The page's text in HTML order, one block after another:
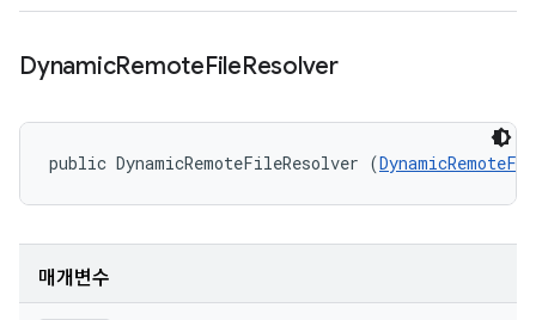
DynamicRemoteFileResolver
public DynamicRemoteFileResolver (
매개변수